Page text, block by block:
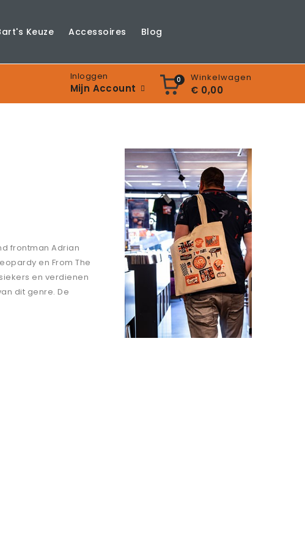
Keuze Accessoires Blog
0 Winkelwagen
€ 0,00
Inloggen
Mijn Account
frontman Adrian
en From The
en verdienen
dit genre. De